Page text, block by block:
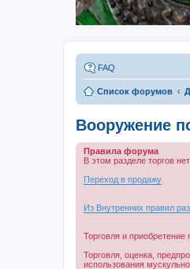
FAQ
Список форумов
Вооружение
Правила форума
В этом разделе торгов
Переход в продажу
Из Внутренних правил
Торговля и
Торговля, оценка,
использования